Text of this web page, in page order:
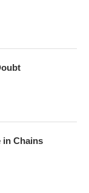
in Chains